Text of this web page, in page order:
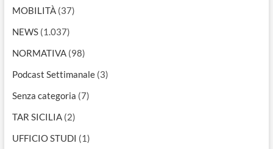
MOBILITÀ(37)
NEWS(1.037)
NORMATIVA(98)
Podcast Settimanale(3)
Senza categoria (7)
TAR SICILIA(2)
UFFICIO STUDI (1)